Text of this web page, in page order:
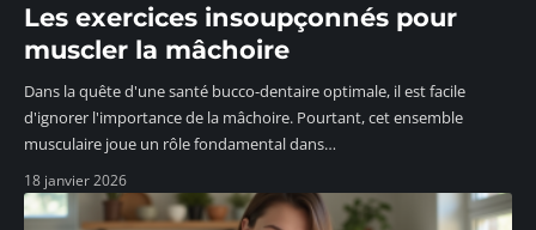
Les exercices insoupçonnés pour
muscler la mâchoire
Dans la quête d'une santé bucco-dentaire optimale, il est facile
d'ignorer l'importance de la mâchoire. Pourtant, cet ensemble
musculaire joue un rôle fondamental dans…
18 janvier 2026